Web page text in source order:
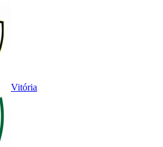
Vitória